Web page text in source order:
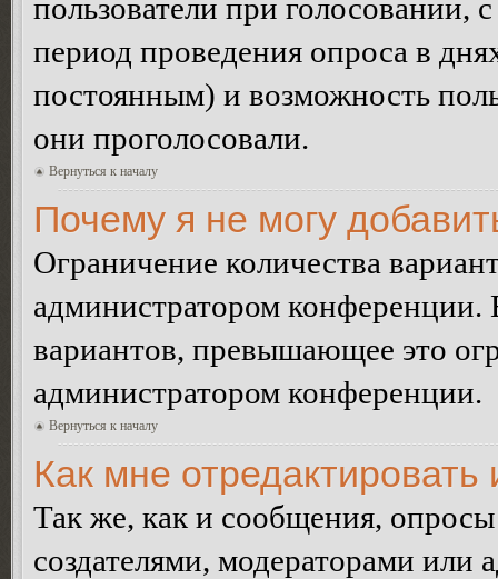
пользователи при
период проведения опроса в
постоянным) и возможность
они проголосовали.
Вернуться к началу
Почему я не могу
Ограничение количества
администратором конференции.
вариантов, превышающее это
администратором конференции.
Вернуться к началу
Как мне
Так же, как и сообщения, опросы
создателями, модераторами или